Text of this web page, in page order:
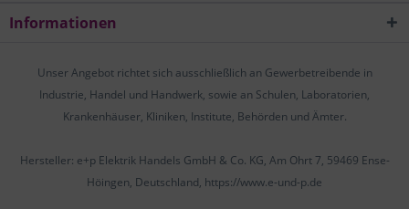
Informationen
Unser Angebot richtet sich ausschließlich an Gewerbetreibende in
Industrie, Handel und Handwerk, sowie an Schulen, Laboratorien,
Krankenhäuser, Kliniken, Institute, Behörden und Ämter.
Hersteller: e+p Elektrik Handels GmbH & Co. KG, Am Ohrt 7, 59469 Ense-
Höingen, Deutschland, https://www.e-und-p.de